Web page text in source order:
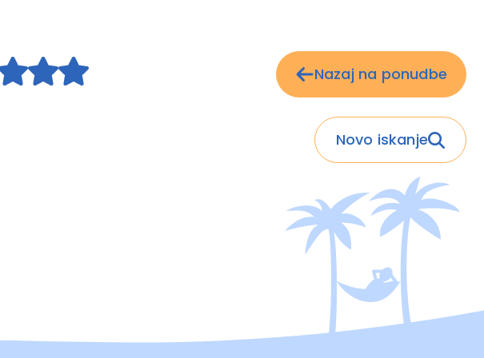
Nazaj na ponudbe
Novo iskanje